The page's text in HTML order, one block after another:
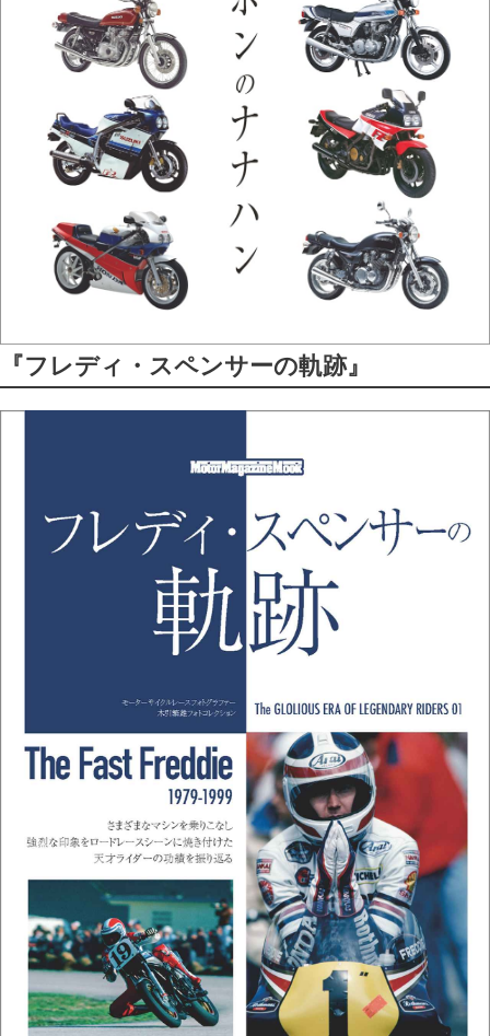
『フレディ・スペンサーの軌跡』